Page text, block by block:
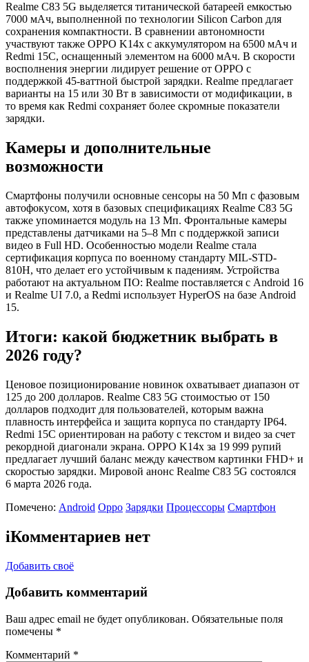
Realme C83 5G выделяется титанической батареей емкостью
7000 мАч, выполненной по технологии Silicon Carbon для
сохранения компактности. В сравнении автономности
участвуют также OPPO K14x с аккумулятором на 6500 мАч и
Redmi 15C, оснащенный элементом на 6000 мАч. В скорости
восполнения энергии лидирует решение от OPPO с
поддержкой 45-ваттной быстрой зарядки. Realme предлагает
варианты на 15 или 30 Вт в зависимости от модификации, в
то время как Redmi сохраняет более скромные показатели
зарядки.
Камеры и дополнительные
возможности
Смартфоны получили основные сенсоры на 50 Мп с фазовым
автофокусом, хотя в базовых спецификациях Realme C83 5G
также упоминается модуль на 13 Мп. Фронтальные камеры
представлены датчиками на 5–8 Мп с поддержкой записи
видео в Full HD. Особенностью модели Realme стала
сертификация корпуса по военному стандарту MIL-STD-
810H, что делает его устойчивым к падениям. Устройства
работают на актуальном ПО: Realme поставляется с Android 16
и Realme UI 7.0, а Redmi использует HyperOS на базе Android
15.
Итоги: какой бюджетник выбрать в
2026 году?
Ценовое позиционирование новинок охватывает диапазон от
125 до 200 долларов. Realme C83 5G стоимостью от 150
долларов подходит для пользователей, которым важна
плавность интерфейса и защита корпуса по стандарту IP64.
Redmi 15C ориентирован на работу с текстом и видео за счет
рекордной диагонали экрана. OPPO K14x за 19 999 рупий
предлагает лучший баланс между качеством картинки FHD+ и
скоростью зарядки. Мировой анонс Realme C83 5G состоялся
6 марта 2026 года.
Помечено: Android Oppo Зарядки Процессоры Смартфон
iКомментариев нет
Добавить своё
Добавить комментарий
Ваш адрес email не будет опубликован. Обязательные поля
помечены *
Комментарий *